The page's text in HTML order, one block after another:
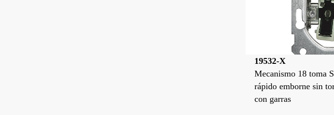
19532-X
Mecanismo 18 toma
rápido emborne sin
con garras